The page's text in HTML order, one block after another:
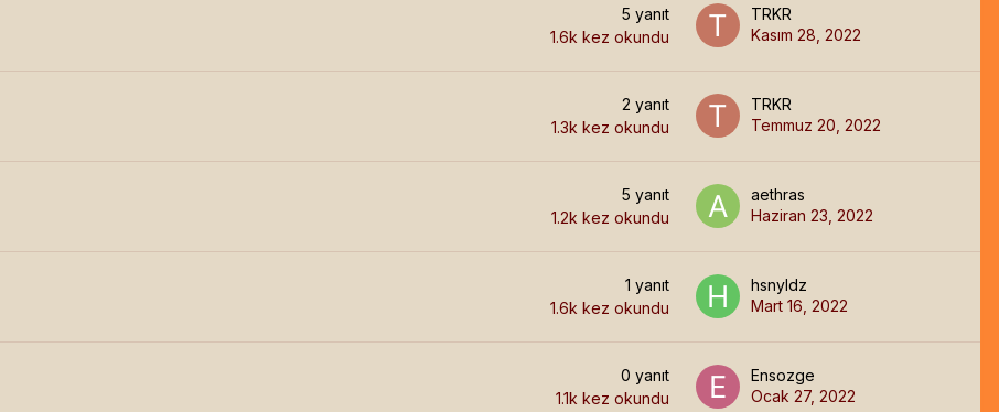
5 yanıt
1.6k kez okundu
TRKR
Kasım 28, 2022
2 yanıt
1.3k kez okundu
TRKR
Temmuz 20, 2022
5 yanıt
1.2k kez okundu
aethras
Haziran 23, 2022
1 yanıt
1.6k kez okundu
hsnyldz
Mart 16, 2022
0 yanıt
1.1k kez okundu
Ensozge
Ocak 27, 2022